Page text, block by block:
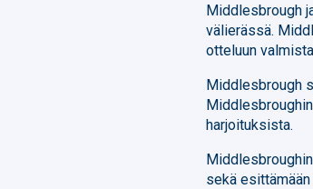
Middlesbrough
välierässä.
otteluun
Middlesbrough
harjoituksista.
sekä